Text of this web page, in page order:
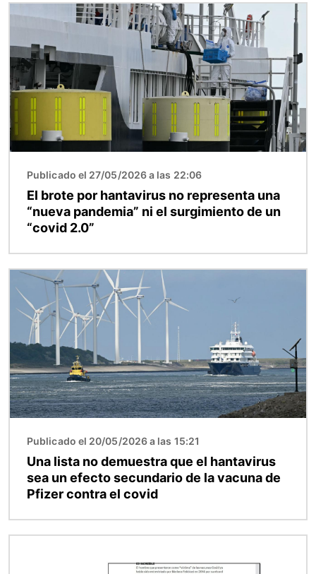
Imagen
Publicado el 27/05/2026 a las 22:06
El brote por hantavirus no representa una
“nueva pandemia” ni el surgimiento de un
“covid 2.0”
Imagen
Publicado el 20/05/2026 a las 15:21
Una lista no demuestra que el hantavirus
sea un efecto secundario de la vacuna de
Pfizer contra el covid